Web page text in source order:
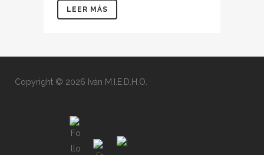
LEER MÁS
Copyright © 2026 Iván M.I.E.D.H.O.